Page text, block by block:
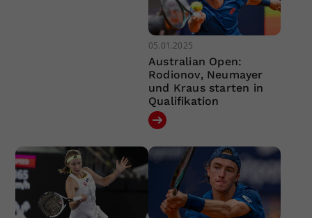
05.01.2025
Australian Open:
Rodionov, Neumayer
und Kraus starten in
Qualifikation